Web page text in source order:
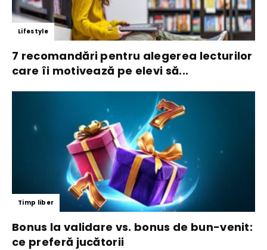
Lifestyle
7 recomandări pentru alegerea lecturilor
care îi motivează pe elevi să...
Timp liber
Bonus la validare vs. bonus de bun-venit:
ce preferă jucătorii